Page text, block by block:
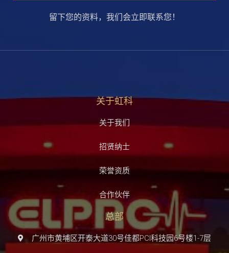
留下您的资料，我们会立即联系您！
关于虹科
关于我们
招贤纳士
荣誉资质
合作伙伴
总部
广州市黄埔区开泰大道30号佳都PCI科技园6号楼1-7层